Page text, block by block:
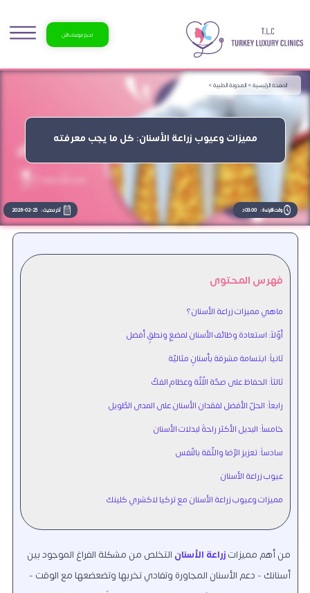
احجز موعدك الآن
مميزات وعيوب زراعة الأسنان: كل ما يجب معرفته
الصفحة الرئيسية >المدونة الطبية >
وقت القراءة : 03:00 د آخر تحديث : 2026-02-25
فهرس المحتوى
ماهي مميزات زراعة الأسنان؟
أوّلاً: استعادة وظائف الأسنان لمضغٍ ونطقٍِ أفضل
ثانياً: ابتسامة مشرقة بأسنانٍ مثاليّة
ثالثاً: الحفاظ على صحّة اللّثّة وعظام الفكّ
رابعاً: الحلّ الأفضل لفقدان الأسنان على المدى الطّويل
خامساً: البديل الأكثر راحةً لبدلات الأسنان
سادساً: تعزيز الرّضا والثّقة بالنّفس
عيوب زراعة الأسنان
مميزات وعيوب زراعة الأسنان مع تركيا لاكشري كلينك
منأهم مميزاتزراعة الأسنان التخلص من مشكلة الفراغ الموجود بين
أسنانك - دعم الأسنان المجاورة وتفادي تخربها وتضعضعها مع الوقت -